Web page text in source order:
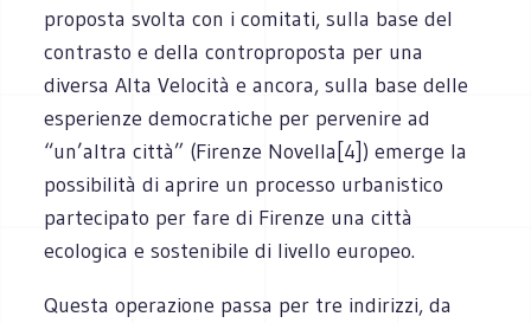
proposta svolta con i comitati, sulla base del
contrasto e della controproposta per una
diversa Alta Velocità e ancora, sulla base delle
esperienze democratiche per pervenire ad
“un’altra città” (Firenze Novella[4]) emerge la
possibilità di aprire un processo urbanistico
partecipato per fare di Firenze una città
ecologica e sostenibile di livello europeo.
Questa operazione passa per tre indirizzi, da